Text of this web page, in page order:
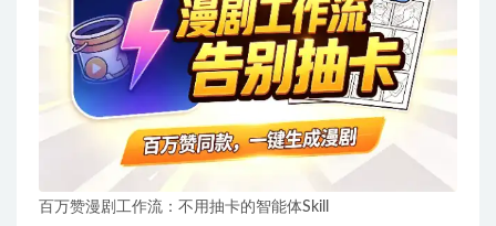
百万赞漫剧工作流：不用抽卡的智能体Skill